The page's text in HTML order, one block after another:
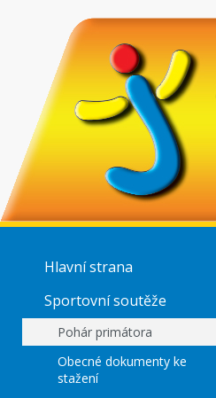
Hlavní strana
Sportovní soutěže
Pohár primátora
Obecné dokumenty ke
stažení